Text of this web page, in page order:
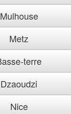
Mulhouse
Metz
terre
Dzaoudzi
Nice